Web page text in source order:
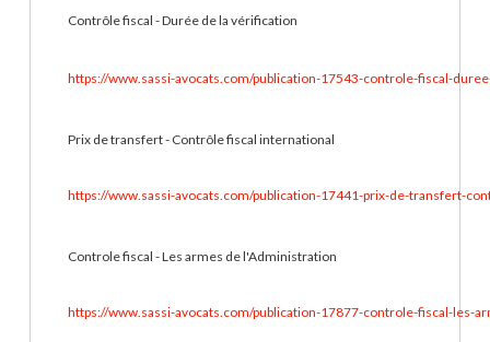
Contrôle fiscal - Durée de la vérification
https://www.sassi-avocats.com/publication-17543-controle-fiscal-
Prix de transfert - Contrôle fiscal international
https://www.sassi-avocats.com/publication-17441-prix-de-transfert-
Controle fiscal - Les armes de l'Administration
https://www.sassi-avocats.com/publication-17877-controle-fiscal-les-